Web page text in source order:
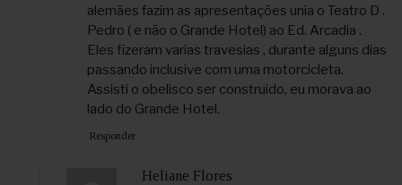
alemães fazim as apresentações unia o Teatro D .
Pedro ( e não o Grande Hotel) ao Ed. Arcadia .
Eles fizeram varias travesias , durante alguns dias
passando inclusive com uma motorcicleta.
Assisti o obelisco ser construido, eu morava ao
lado do Grande Hotel.
Responder
Heliane Flores